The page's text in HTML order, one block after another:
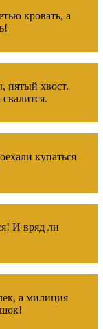
кровать, а
пятый хвост.
купаться
И вряд ли
а милиция